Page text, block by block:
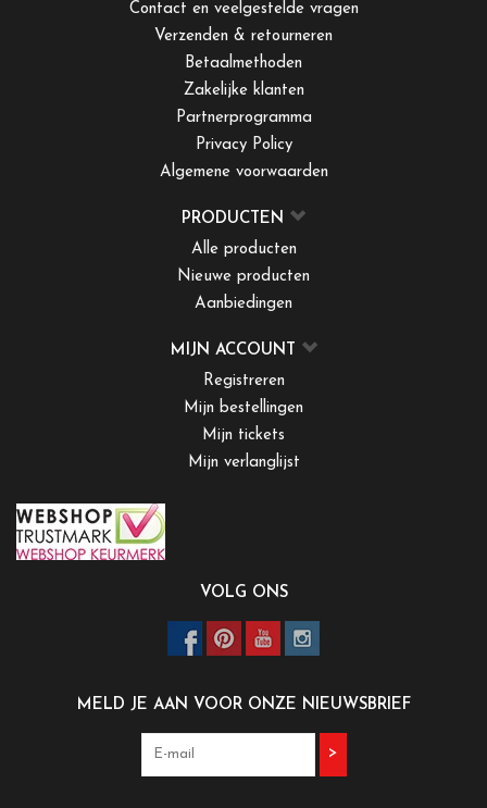
Contact en veelgestelde vragen
Verzenden & retourneren
Betaalmethoden
Zakelijke klanten
Partnerprogramma
Privacy Policy
Algemene voorwaarden
PRODUCTEN
Alle producten
Nieuwe producten
Aanbiedingen
MIJN ACCOUNT
Registreren
Mijn bestellingen
Mijn tickets
Mijn verlanglijst
VOLG ONS
MELD JE AAN VOOR ONZE NIEUWSBRIEF
>